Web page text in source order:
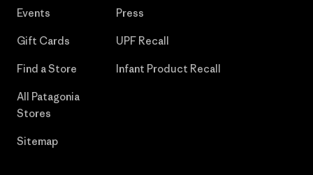
Events
Gift Cards
Find a Store
All Patagonia
Stores
Sitemap
Press
UPF Recall
Infant Product Recall